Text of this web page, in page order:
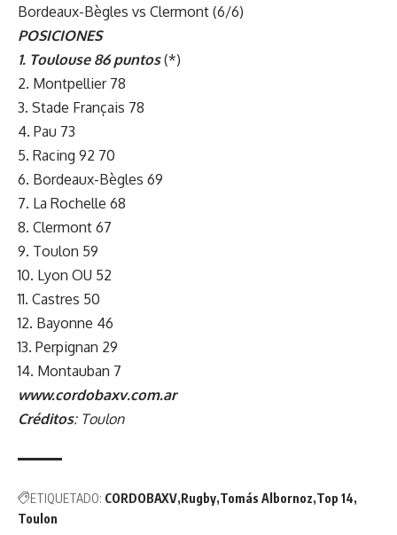
Bordeaux-Bègles vs Clermont (6/6)
POSICIONES
1. Toulouse 86 puntos(*)
2. Montpellier 78
3. Stade Français 78
4. Pau 73
5. Racing 92 70
6. Bordeaux-Bègles 69
7. La Rochelle 68
8. Clermont 67
9. Toulon 59
10. Lyon OU 52
11. Castres 50
12. Bayonne 46
13. Perpignan 29
14. Montauban 7
www.cordobaxv.com.ar
Créditos: Toulon
ETIQUETADO: CORDOBAXV Rugby Tomás Albornoz Top 14
Toulon